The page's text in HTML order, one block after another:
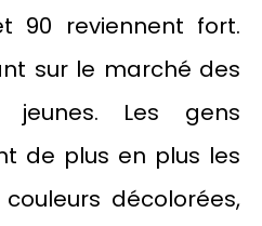
90 reviennent fort.
sur le marché des
jeunes. Les gens
de plus en plus les
décolorées,